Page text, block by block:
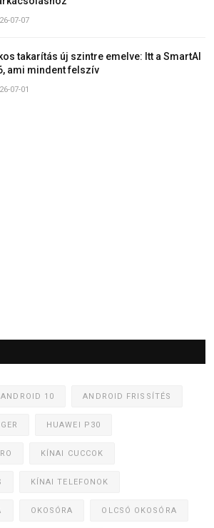
07-07
takarítás új szintre emelve: Itt a SmartAI
ami mindent felszív
07-01
ANDROID 10 ANDROID FRISSÍTÉS
HUAWEI P30
KÍNAI CUCCOK
KÍNAI TELEFONOK
OKOSÓRA OLCSÓ OKOSÓRA